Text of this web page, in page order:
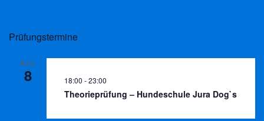
Prüfungstermine
AUG.
8 18:00 -23:00
Theorieprüfung – Hundeschule Jura Dog`s